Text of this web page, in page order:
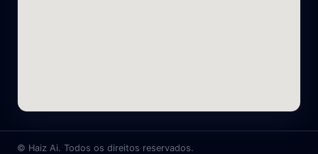
© Haiz Ai. Todos os direitos reservados.